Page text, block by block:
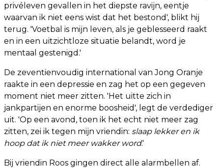
privéleven gevallen in het diepste ravijn, eentje
waarvan ik niet eens wist dat het bestond', blikt hij
terug. 'Voetbal is mijn leven, als je geblesseerd raakt
en in een uitzichtloze situatie belandt, word je
mentaal gestenigd.'
De zeventienvoudig international van Jong Oranje
raakte in een depressie en zag het op een gegeven
moment niet meer zitten. 'Het uitte zich in
jankpartijen en enorme boosheid', legt de verdediger
uit. 'Op een avond, toen ik het echt niet meer zag
zitten, zei ik tegen mijn vriendin: slaap lekker en ik
hoop dat ik niet meer wakker word.'
Bij vriendin Roos gingen direct alle alarmbellen af.